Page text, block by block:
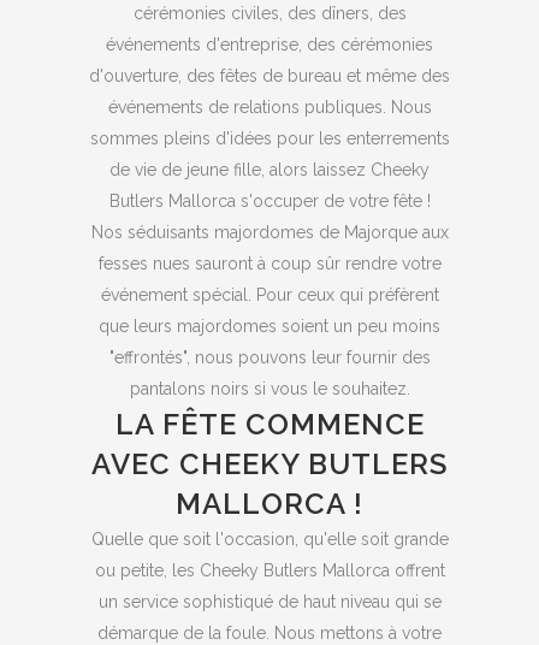
cérémonies civiles, des dîners, des
événements d'entreprise, des cérémonies
d'ouverture, des fêtes de bureau et même des
événements de relations publiques. Nous
sommes pleins d'idées pour les enterrements
de vie de jeune fille, alors laissez Cheeky
Butlers Mallorca s'occuper de votre fête !
Nos séduisants majordomes de Majorque aux
fesses nues sauront à coup sûr rendre votre
événement spécial. Pour ceux qui préfèrent
que leurs majordomes soient un peu moins
"effrontés", nous pouvons leur fournir des
pantalons noirs si vous le souhaitez.
LA FÊTE COMMENCE
AVEC CHEEKY BUTLERS
MALLORCA !
Quelle que soit l'occasion, qu'elle soit grande
ou petite, les Cheeky Butlers Mallorca offrent
un service sophistiqué de haut niveau qui se
démarque de la foule. Nous mettons à votre